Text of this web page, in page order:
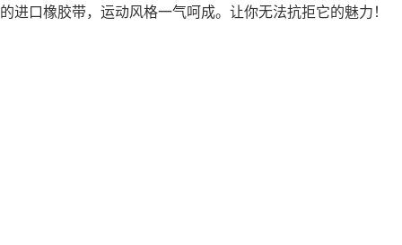
的进口橡胶带，运动风格一气呵成。让你无法抗拒它的魅力！